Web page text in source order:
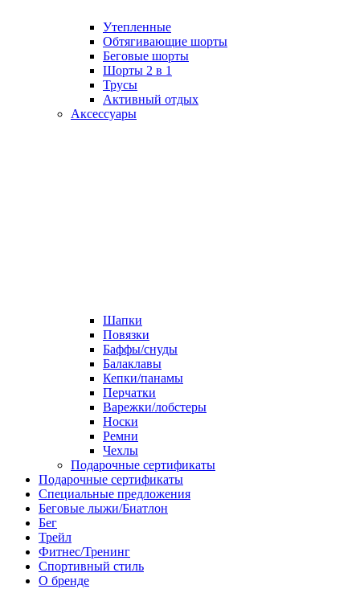
Утепленные
Обтягивающие шорты
Беговые шорты
Шорты 2 в 1
Трусы
Активный отдых
Аксессуары
Шапки
Повязки
Баффы/снуды
Балаклавы
Кепки/панамы
Перчатки
Варежки/лобстеры
Носки
Ремни
Чехлы
Подарочные сертификаты
Подарочные сертификаты
Специальные предложения
Беговые лыжи/Биатлон
Бег
Трейл
Фитнес/Тренинг
Спортивный стиль
О бренде